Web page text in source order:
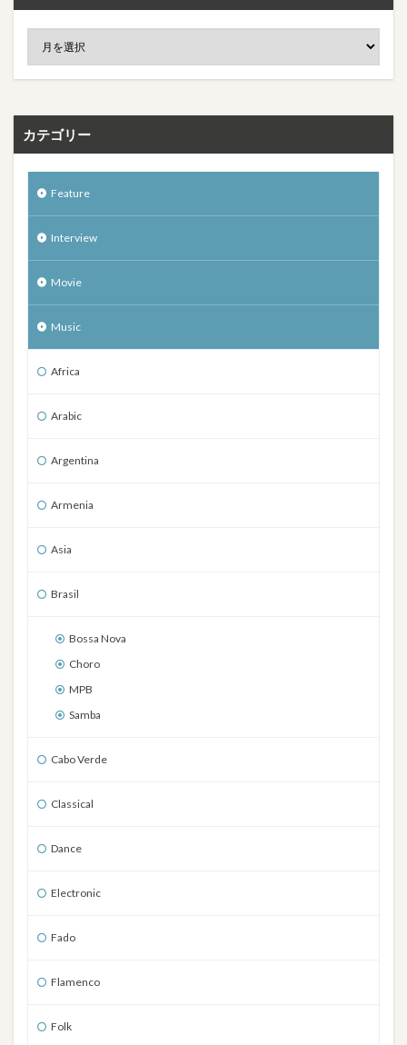
カテゴリー
Feature
Interview
Movie
Music
Africa
Arabic
Argentina
Armenia
Asia
Brasil
Bossa Nova
Choro
MPB
Samba
Cabo Verde
Classical
Dance
Electronic
Fado
Flamenco
Folk